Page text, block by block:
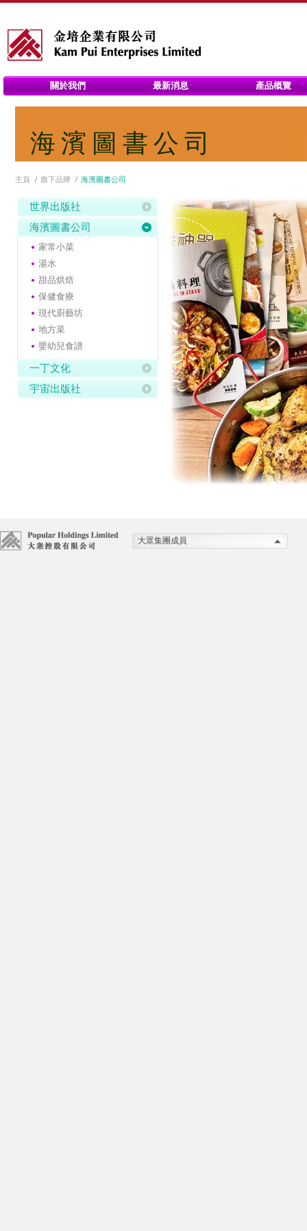
關於我們 最新消息 產品概覽
海濱圖書公司
主頁 旗下品牌 海濱圖書公司
世界出版社
海濱圖書公司
家常小菜
湯水
甜品烘焙
保健食療
現代廚藝坊
地方菜
嬰幼兒食譜
一丁文化
宇宙出版社
大眾集團成員